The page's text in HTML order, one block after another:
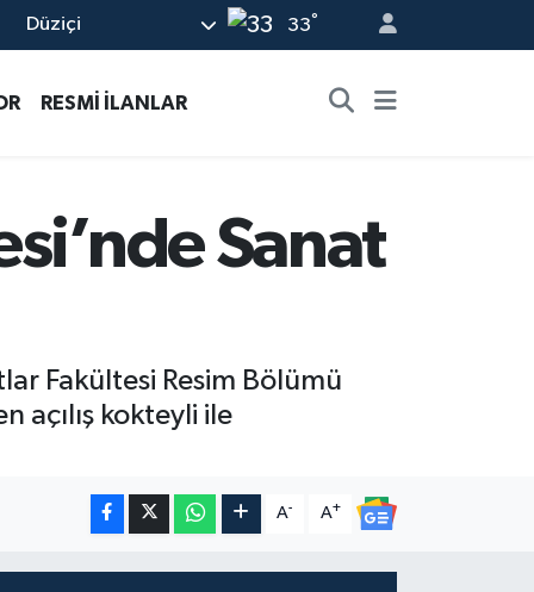
Düziçi 33°
RESMİ İLANLAR
Sanat
Fakültesi Resim Bölümü
açılış kokteyli ile
A- A+